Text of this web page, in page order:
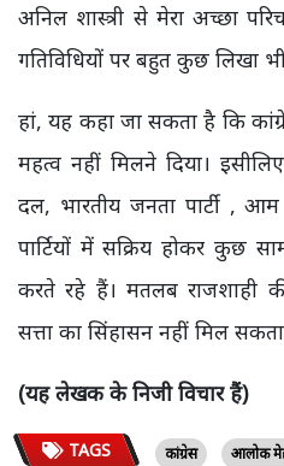
अनिल शास्त्री से मेरा अच्छा
गतिविधियों पर बहुत कुछ लिखा
हां, यह कहा जा सकता है कि
महत्व नहीं मिलने दिया।
दल, भारतीय जनता पार्टी , आम
पार्टियों में सक्रिय होकर कुछ
करते रहे हैं। मतलब राजशाही
सत्ता का सिंहासन नहीं मिल
(यह लेखक के निजी विचार हैं)
TAGS कांग्रेस आलोक